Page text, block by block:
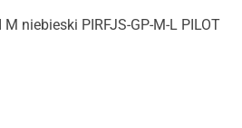
M niebieski PIRFJS-GP-M-L PILOT